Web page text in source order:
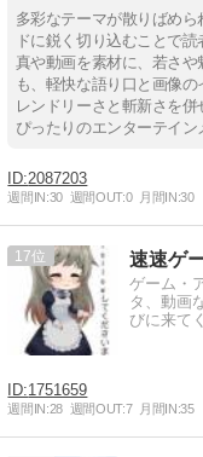
多彩なテーマが散りばめ
ドに鋭く切り込むことで
真や動画を素材に、若さ
も、軽快な語り口と画像
レンドリーさと斬新さを
ぴったりのエンターテイン
2087203
週間IN:30 週間OUT:0 月間IN:30
17 速速ゲ
ゲーム・
タ、動画
びに来て
1751659
週間IN:28 週間OUT:7 月間IN:35